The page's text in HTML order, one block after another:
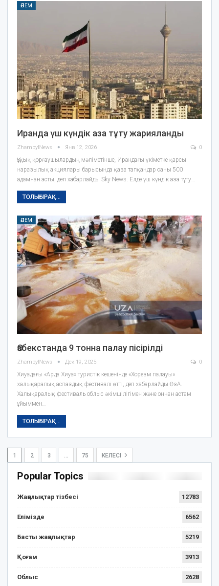
ӘЛЕМ
Иранда үш күндік аза тұту жарияланды
ZhambylNews Янв 12, 2026 0
Құқық қорғаушылардың мәліметінше, Ирандағы үкіметке қарсы
наразылық акциялары барысында қаза тапқандар саны 500
адамнан асты, деп хабарлайды Sky News. Елде үш күндік аза тұту…
ТОЛЫҒЫРАҚ...
ӘЛЕМ
Өзбекстанда 9 тонна палау пісірілді
ZhambylNews Дек 19, 2025 0
Хиуадағы «Арда Хиуа» туристік кешенінде «Хорезм палауы»
халықаралық аспаздық фестивалі өтті, деп хабарлайды ӨзА.
Халықаралық фестиваль облыс әкімшілігімен және оннан астам
ұйыммен…
ТОЛЫҒЫРАҚ...
1 2 3 … 75 КЕЛЕСІ
Popular Topics
Жаңалықтар тізбесі 12783
Елімізде 6562
Басты жаңалықтар 5219
Қоғам 3913
Облыс 2628